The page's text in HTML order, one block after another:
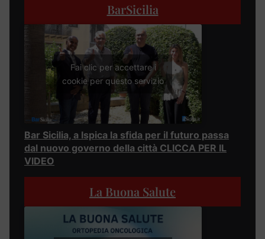
BarSicilia
Fai clic per accettare i
cookie per questo servizio
Bar Sicilia, a Ispica la sfida per il futuro passa
dal nuovo governo della città CLICCA PER IL
VIDEO
La Buona Salute